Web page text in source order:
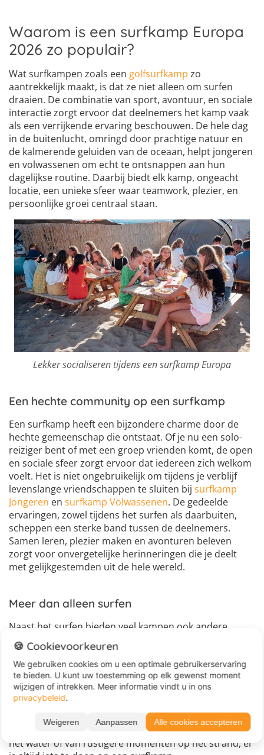
Waarom is een surfkamp Europa
2026 zo populair?
Wat surfkampen zoals een golfsurfkamp zo
aantrekkelijk maakt, is dat ze niet alleen om surfen
draaien. De combinatie van sport, avontuur, en sociale
interactie zorgt ervoor dat deelnemers het kamp vaak
als een verrijkende ervaring beschouwen. De hele dag
in de buitenlucht, omringd door prachtige natuur en
de kalmerende geluiden van de oceaan, helpt jongeren
en volwassenen om echt te ontsnappen aan hun
dagelijkse routine. Daarbij biedt elk kamp, ongeacht
locatie, een unieke sfeer waar teamwork, plezier, en
persoonlijke groei centraal staan.
Lekker socialiseren tijdens een surfkamp Europa
Een hechte community op een surfkamp
Een surfkamp heeft een bijzondere charme door de
hechte gemeenschap die ontstaat. Of je nu een solo-
reiziger bent of met een groep vrienden komt, de open
en sociale sfeer zorgt ervoor dat iedereen zich welkom
voelt. Het is niet ongebruikelijk om tijdens je verblijf
levenslange vriendschappen te sluiten bij surfkamp
Jongeren en surfkamp Volwassenen. De gedeelde
ervaringen, zowel tijdens het surfen als daarbuiten,
scheppen een sterke band tussen de deelnemers.
Samen leren, plezier maken en avonturen beleven
zorgt voor onvergetelijke herinneringen die je deelt
met gelijkgestemden uit de hele wereld.
Meer dan alleen surfen
Naast het surfen bieden veel kampen ook andere
activiteiten, zoals yoga en beachvolleybal. Yoga helpt je
bijvoorbeeld om je balans en focus te verbeteren, wat
ook weer van pas komt op het surfboard. Het
avondprogramma biedt een kans om te ontspannen
en gezellig samen te komen met de andere
deelnemers. Het delen van verhalen en het genieten
van de natuur dragen bij aan een complete
vakantiebeleving. Of je nu houdt van actieve dagen op
het water of van rustigere momenten op het strand, er
🍪 Cookievoorkeuren
We gebruiken cookies om u een optimale gebruikerservaring
te bieden. U kunt uw toestemming op elk gewenst moment
wijzigen of intrekken. Meer informatie vindt u in ons
privacybeleid.
Weigeren Aanpassen Alle cookies accepteren